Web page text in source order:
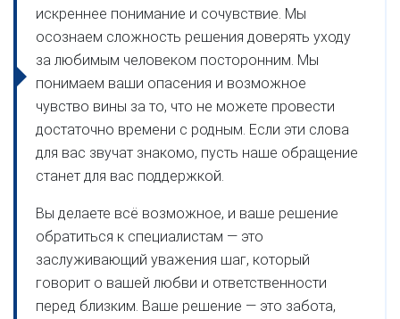
искреннее понимание и сочувствие. Мы
осознаем сложность решения доверять уходу
за любимым человеком посторонним. Мы
понимаем ваши опасения и возможное
чувство вины за то, что не можете провести
достаточно времени с родным. Если эти слова
для вас звучат знакомо, пусть наше обращение
станет для вас поддержкой.
Вы делаете всё возможное, и ваше решение
обратиться к специалистам — это
заслуживающий уважения шаг, который
говорит о вашей любви и ответственности
перед близким. Ваше решение — это забота,